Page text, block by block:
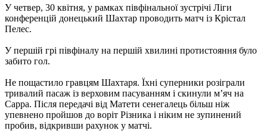
У четвер, 30 квітня, у рамках півфінальної зустрічі Ліги
конференцій донецький Шахтар проводить матч із Крістал
Пелес.
У першій грі півфіналу на першій хвилині протистояння було
забито гол.
Не пощастило гравцям Шахтаря. Їхні суперники розіграли
тривалий пасаж із верховим пасуванням і скинули м’яч на
Сарра. Після передачі від Матети сенегалець більш ніж
упевнено пройшов до воріт Різника і ніким не зупинений
пробив, відкривши рахунок у матчі.